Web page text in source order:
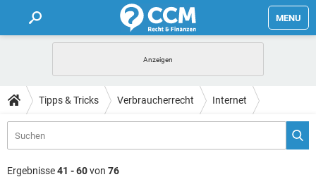
MENU
FORUM
TIPPS
Tipps & Tricks Verbraucherrecht Internet
Ergebnisse41 - 60von 76